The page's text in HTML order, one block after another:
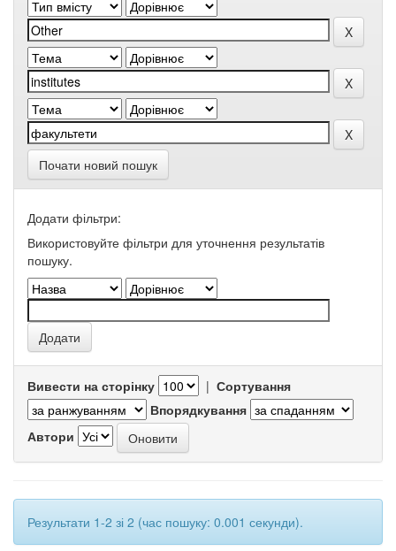
Почати новий пошук
Додати фільтри:
Використовуйте фільтри для уточнення результатів
пошуку.
Вивести на сторінку | Сортування
Впорядкування
Автори
Результати 1-2 зі 2 (час пошуку: 0.001 секунди).